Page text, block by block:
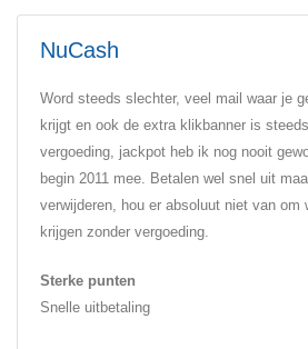
NuCash
Word steeds slechter, veel mail waar je
krijgt en ook de extra klikbanner is
vergoeding, jackpot heb ik nog nooit
begin 2011 mee. Betalen wel snel uit
verwijderen, hou er absoluut niet van om
krijgen zonder vergoeding.
Sterke punten
Snelle uitbetaling